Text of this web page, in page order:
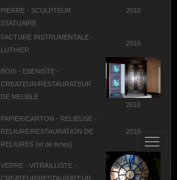
PIERRE - SCULPTEUR
STATUAIRE
2010
FACTURE INSTRUMENTALE -
LUTHIER
2010
BOIS - EBENISTE -
CREATEUR/RESTAURATEUR
DE MEUBLE
2010
PAPIER/CARTON - RELIEUSE -
RELIURE/RESTAURATION DE
RELIURES (et de livres)
2010
VERRE - VITRAILLISTE -
CREATEUR/RESTAURATEUR